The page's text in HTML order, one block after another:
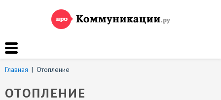
Главная | Отопление
ОТОПЛЕНИЕ